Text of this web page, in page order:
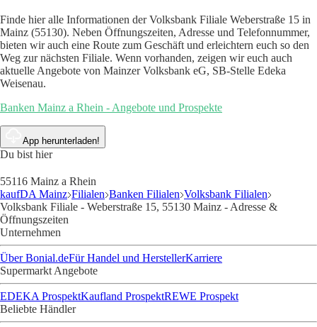
Finde hier alle Informationen der Volksbank Filiale Weberstraße 15 in
Mainz (55130). Neben Öffnungszeiten, Adresse und Telefonnummer,
bieten wir auch eine Route zum Geschäft und erleichtern euch so den
Weg zur nächsten Filiale. Wenn vorhanden, zeigen wir euch auch
aktuelle Angebote von Mainzer Volksbank eG, SB-Stelle Edeka
Weisenau.
Banken Mainz a Rhein - Angebote und Prospekte
App herunterladen!
Du bist hier
55116 Mainz a Rhein
kaufDA Mainz Filialen Banken Filialen Volksbank Filialen
Volksbank Filiale - Weberstraße 15, 55130 Mainz - Adresse &
Öffnungszeiten
Unternehmen
Über Bonial.deFür Handel und HerstellerKarriere
Supermarkt Angebote
EDEKA ProspektKaufland ProspektREWE Prospekt
Beliebte Händler